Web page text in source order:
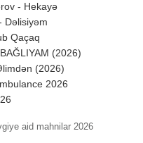
- Hekayə
Dəlisiyəm
Qaçaq
(2026)
(2026)
2026
aid mahnilar 2026